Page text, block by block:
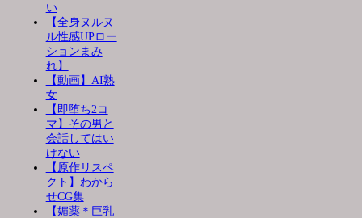
い
【全身ヌルヌ
ル性感UPロー
ションまみ
れ】
【動画】AI熟
女
【即堕ち2コ
マ】その男と
会話してはい
けない
【原作リスペ
クト】わから
せCG集
【媚薬＊巨乳